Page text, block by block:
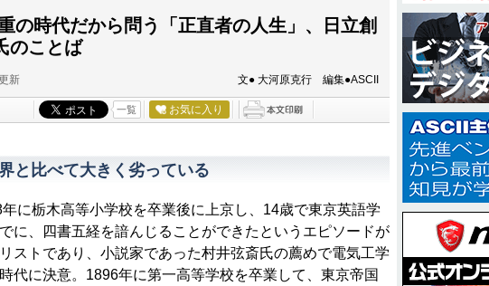
の時代だから問う「正直者の人生」、日立創
のことば
新 文● 大河原克行 編集●ASCII
一覧 お気に入り
と比べて大きく劣っている
に栃木高等小学校を卒業後に上京し、14歳で東京英語学
に、四書五経を諳んじることができたというエピソードが
ストであり、小説家であった村井弦斎氏の薦めで電気工学
代に決意。1896年に第一高等学校を卒業して、東京帝国